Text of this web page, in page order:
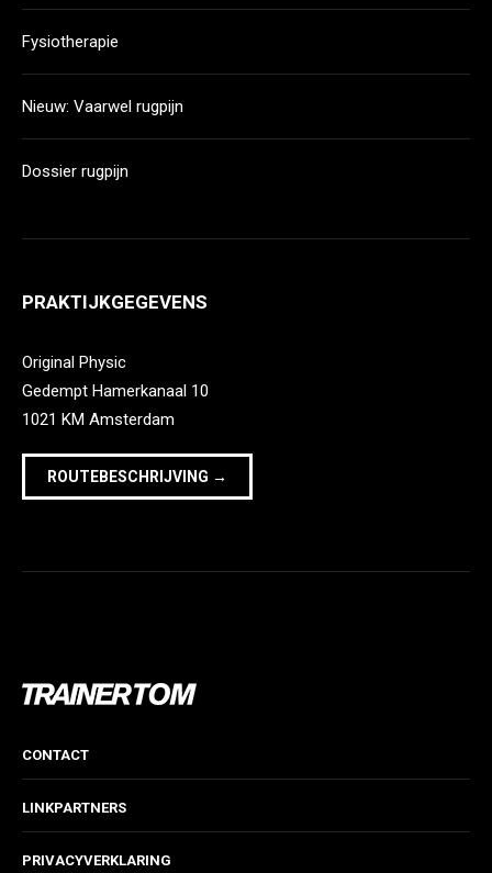
Fysiotherapie
Nieuw: Vaarwel rugpijn
Dossier rugpijn
PRAKTIJKGEGEVENS
Original Physic
Gedempt Hamerkanaal 10
1021 KM Amsterdam
ROUTEBESCHRIJVING →
CONTACT
LINKPARTNERS
PRIVACYVERKLARING